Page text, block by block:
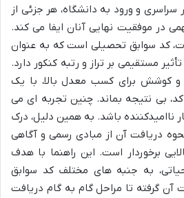
و ورود به دانشگاه، هر جزئی از
در موفقیت نهایی آنان ایفا می کند.
کد سوابق تحصیلی است که به عنوان
مستقیمی بر تراز و رتبه کنکور دارد.
کوشش برای کسب معدل بالا، با یک
بی نتیجه بماند. چنین تجربه ای می
ناامیدکننده باشد. به همین دلیل، درک
دریافت آن از مبادی رسمی و آگاهی
برخوردار است. این راهنما با هدف
به جنبه های مختلف کد سوابق
آن گرفته تا مراحل گام به گام دریافت